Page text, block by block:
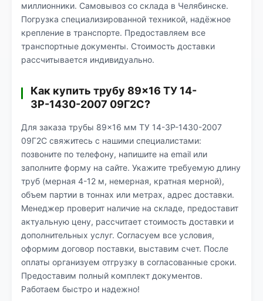
миллионники. Самовывоз со склада в Челябинске.
Погрузка специализированной техникой, надёжное
крепление в транспорте. Предоставляем все
транспортные документы. Стоимость доставки
рассчитывается индивидуально.
Как купить трубу 89×16 ТУ 14-
3Р-1430-2007 09Г2С?
Для заказа трубы 89×16 мм ТУ 14-3Р-1430-2007
09Г2С свяжитесь с нашими специалистами:
позвоните по телефону, напишите на email или
заполните форму на сайте. Укажите требуемую длину
труб (мерная 4-12 м, немерная, кратная мерной),
объем партии в тоннах или метрах, адрес доставки.
Менеджер проверит наличие на складе, предоставит
актуальную цену, рассчитает стоимость доставки и
дополнительных услуг. Согласуем все условия,
оформим договор поставки, выставим счет. После
оплаты организуем отгрузку в согласованные сроки.
Предоставим полный комплект документов.
Работаем быстро и надежно!